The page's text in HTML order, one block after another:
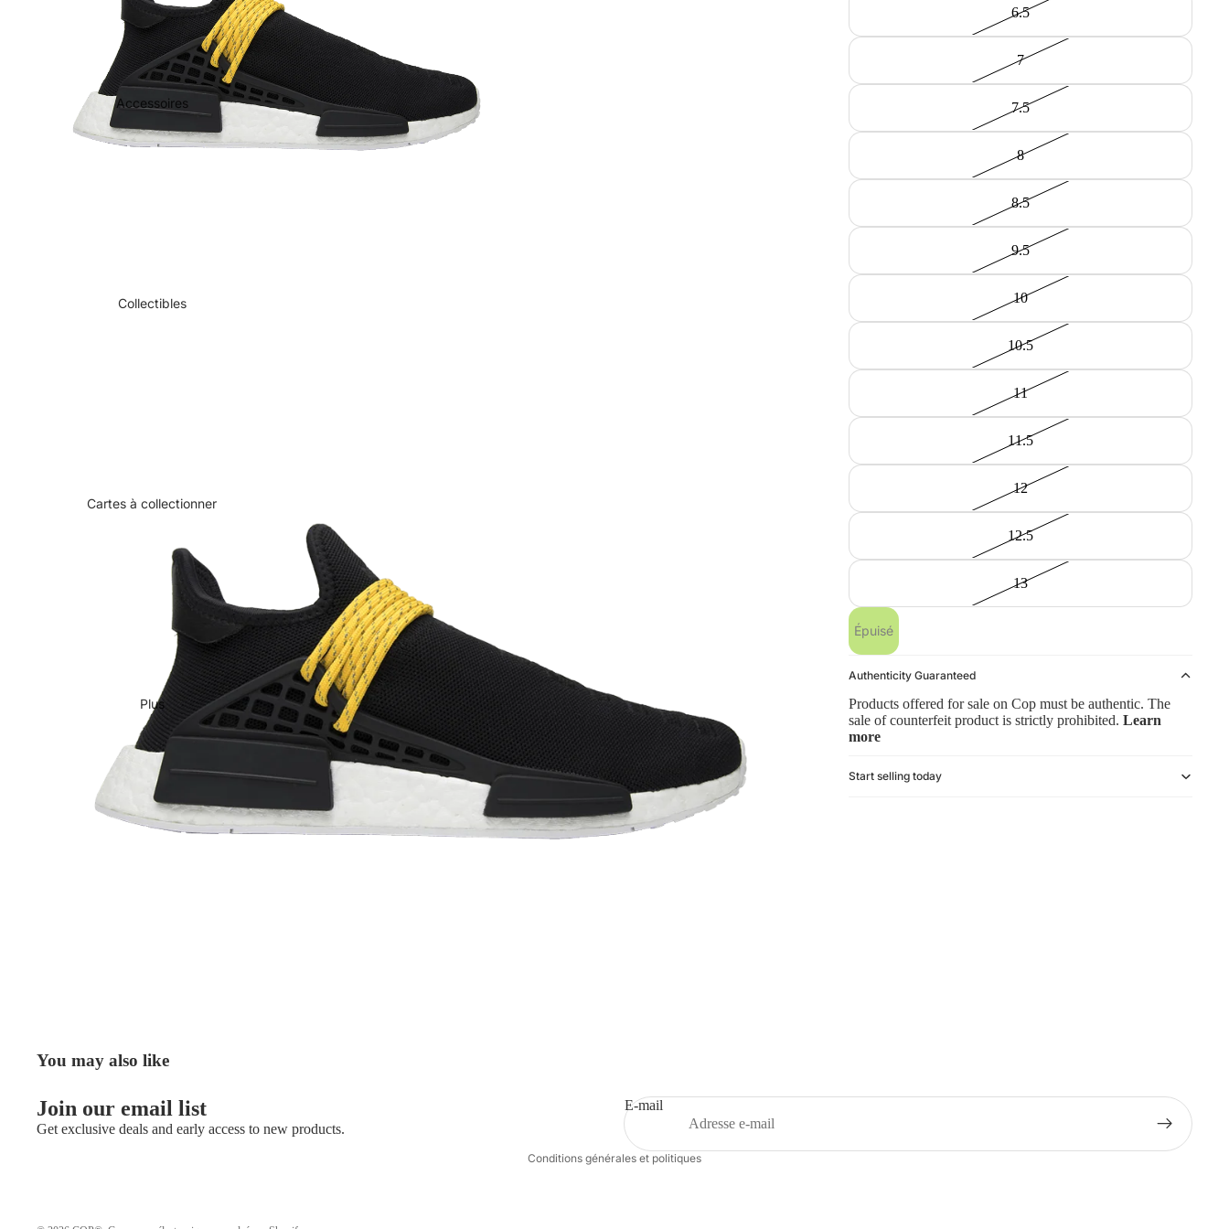
Accessoires
Collectibles
Cartes à collectionner
Plus
6.5
7
7.5
8
8.5
9.5
10
10.5
11
11.5
12
12.5
13
Épuisé
Authenticity Guaranteed
Products offered for sale on Cop must be authentic. The
sale of counterfeit product is strictly prohibited. Learn
more
Start selling today
You may also like
Join our email list
Get exclusive deals and early access to new products.
E-mail
Conditions générales et politiques
Politique d’expédition